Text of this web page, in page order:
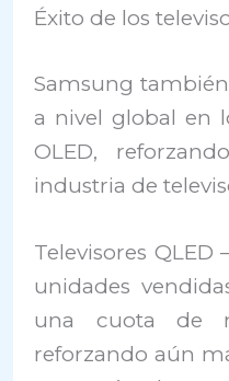
Éxito de los
Samsung
a nivel global en
OLED,
industria de
Televisores QLED
unidades
una cuota de
reforzando aún